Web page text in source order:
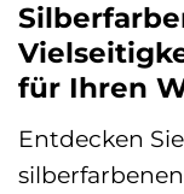
für Ihren
Entdecken